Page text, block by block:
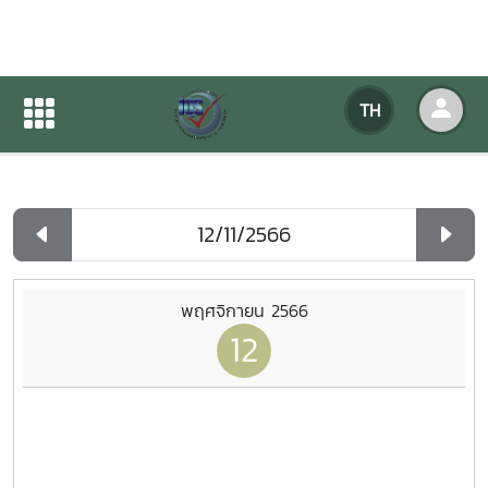
TH
ปฏิทินกิจกรรมของหน่วยงาน
ปฏิทินกิจกรรมของหน่วยงาน
พฤศจิกายน 2566
12